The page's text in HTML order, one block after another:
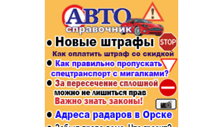
Афиша
Строительство и ремонт
Авто и мото
Телекоммуникации и связь
Торговля
Бизнес и финансы
Популярное →
Строительство и ремонт